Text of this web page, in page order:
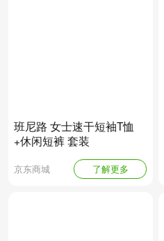
班尼路 女士速干短袖T恤
+休闲短裤 套装
京东商城 了解更多